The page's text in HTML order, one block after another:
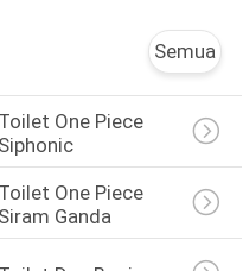
Semua
Toilet One Piece
Siphonic
Toilet One Piece
Siram Ganda